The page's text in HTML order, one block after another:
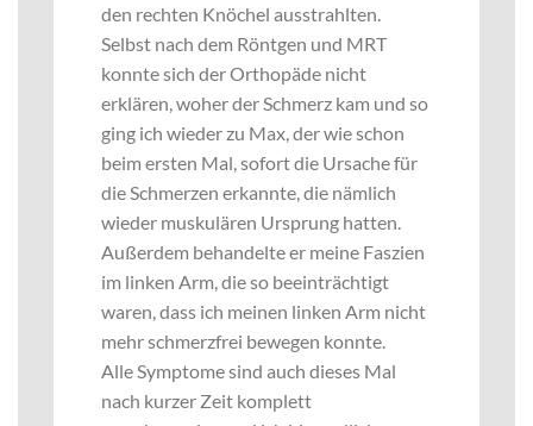
den rechten Knöchel ausstrahlten.
Selbst nach dem Röntgen und MRT
konnte sich der Orthopäde nicht
erklären, woher der Schmerz kam und so
ging ich wieder zu Max, der wie schon
beim ersten Mal, sofort die Ursache für
die Schmerzen erkannte, die nämlich
wieder muskulären Ursprung hatten.
Außerdem behandelte er meine Faszien
im linken Arm, die so beeinträchtigt
waren, dass ich meinen linken Arm nicht
mehr schmerzfrei bewegen konnte.
Alle Symptome sind auch dieses Mal
nach kurzer Zeit komplett